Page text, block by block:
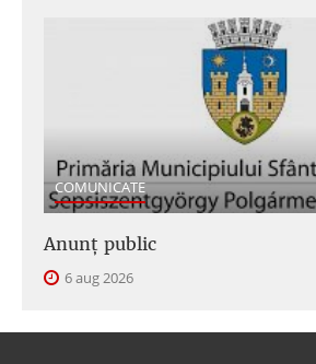
COMUNICATE
Anunţ public
6 aug 2026